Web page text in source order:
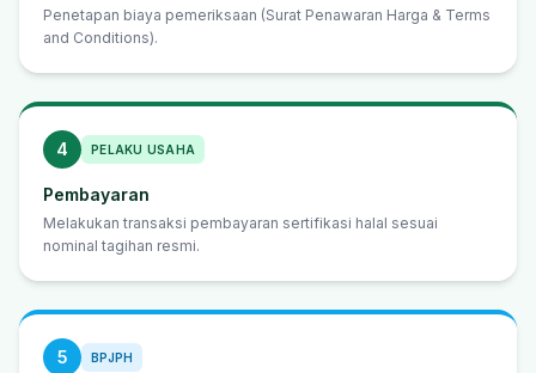
Penetapan biaya pemeriksaan (Surat Penawaran Harga & Terms
and Conditions).
4 PELAKU USAHA
Pembayaran
Melakukan transaksi pembayaran sertifikasi halal sesuai
nominal tagihan resmi.
5 BPJPH